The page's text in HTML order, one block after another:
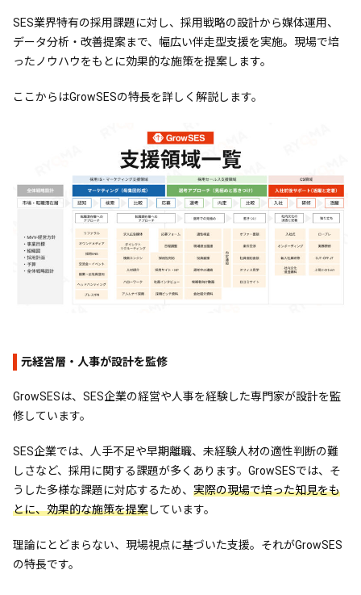
SES業界特有の採用課題に対し、採用戦略の設計から媒体運用、
データ分析・改善提案まで、幅広い伴走型支援を実施。現場で培
ったノウハウをもとに効果的な施策を提案します。
ここからはGrowSESの特長を詳しく解説します。
元経営層・人事が設計を監修
GrowSESは、SES企業の経営や人事を経験した専門家が設計を監
修しています。
SES企業では、人手不足や早期離職、未経験人材の適性判断の難
しさなど、採用に関する課題が多くあります。GrowSESでは、そ
うした多様な課題に対応するため、 実際の現場で培った知見をも
とに、効果的な施策を提案しています。
理論にとどまらない、現場視点に基づいた支援。それがGrowSES
の特長です。